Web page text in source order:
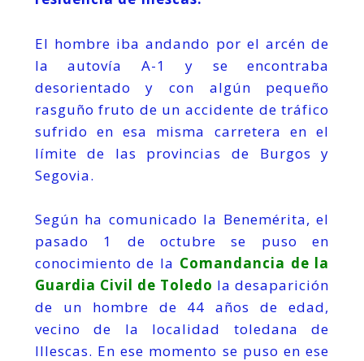
El hombre iba andando por el arcén de
la autovía A-1 y se encontraba
desorientado y con algún pequeño
rasguño fruto de un accidente de tráfico
sufrido en esa misma carretera en el
límite de las provincias de Burgos y
Segovia.
Según ha comunicado la Benemérita, el
pasado 1 de octubre se puso en
conocimiento de la Comandancia de la
Guardia Civil de Toledo la desaparición
de un hombre de 44 años de edad,
vecino de la localidad toledana de
Illescas. En ese momento se puso en ese